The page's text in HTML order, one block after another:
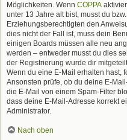
Möglichkeiten. Wenn COPPA
unter 13 Jahre alt bist, musst du
Erziehungsberechtigten den
dies nicht der Fall ist, muss dein
einigen Boards müssen alle neu
werden – entweder musst du dies
der Registrierung wurde dir
Wenn du eine E-Mail erhalten hast,
Ansonsten prüfe, ob du deine E-
die E-Mail von einem Spam-Filter
dass deine E-Mail-Adresse korrekt
Administrator.
Nach oben